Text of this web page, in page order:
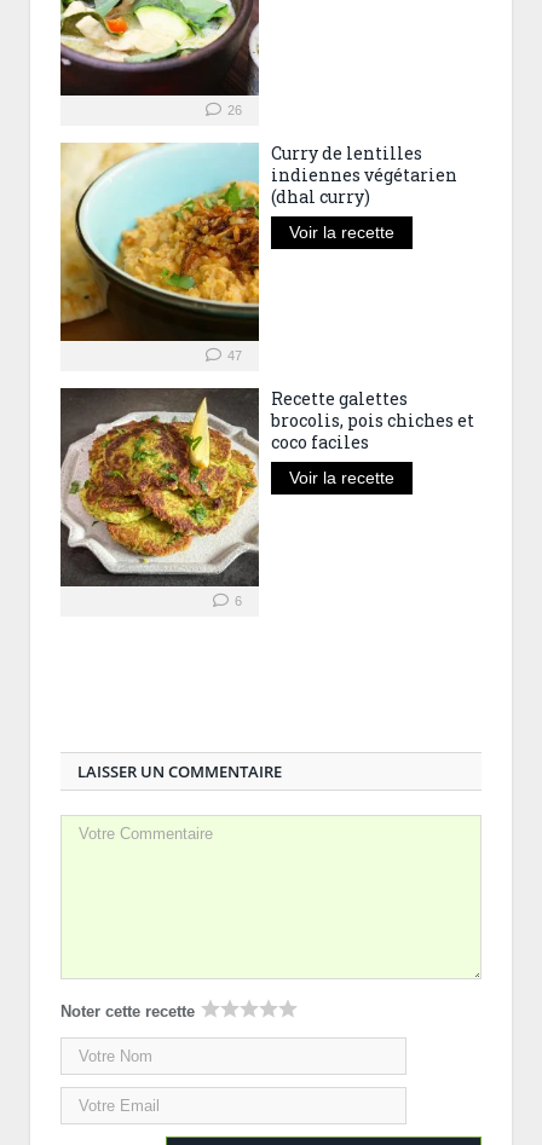
26
47
Curry de lentilles
indiennes végétarien
(dhal curry)
Voir la recette
6
Recette galettes
brocolis, pois chiches et
coco faciles
Voir la recette
LAISSER UN COMMENTAIRE
Noter cette recette